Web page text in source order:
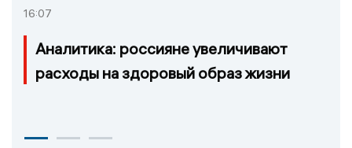
16:07
Аналитика: россияне увеличивают
расходы на здоровый образ жизни